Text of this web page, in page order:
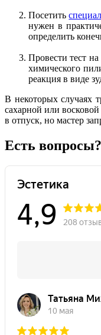
Посетить
нужен в
определить
Провести тест
химического
реакция в виде
В некоторых случаях
сахарной или
в отпуск, но мастер
Есть